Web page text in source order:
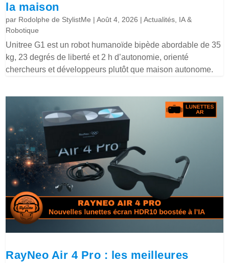
la maison
par Rodolphe de StylistMe |Août 4, 2026 |Actualités IA &
Robotique
Unitree G1 est un robot humanoïde bipède abordable de 35
kg, 23 degrés de liberté et 2 h d’autonomie, orienté
chercheurs et développeurs plutôt que maison autonome.
RayNeo Air 4 Pro : les meilleures